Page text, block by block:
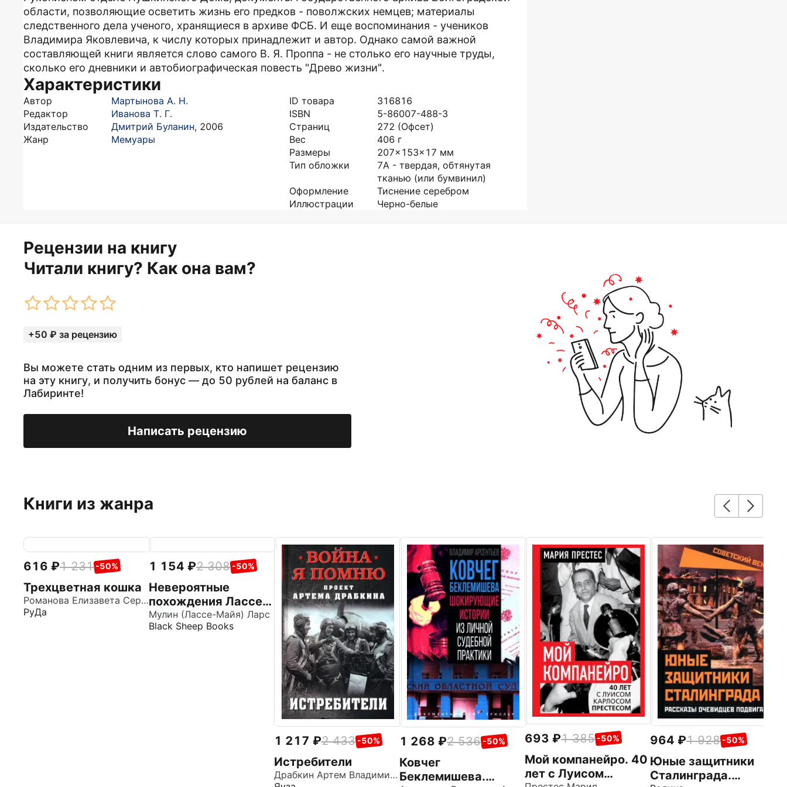
области, позволяющие осветить жизнь его предков - поволжских немцев; материалы
следственного дела ученого, хранящиеся в архиве ФСБ. И еще воспоминания - учеников
Владимира Яковлевича, к числу которых принадлежит и автор. Однако самой важной
составляющей книги является слово самого В. Я. Проппа - не столько его научные труды,
сколько его дневники и автобиографическая повесть "Древо жизни".
Характеристики
Автор
Мартынова А. Н.
Редактор
Иванова Т. Г.
Издательство
Дмитрий Буланин, 2006
Жанр
Мемуары
ID товара
316816
ISBN
5-86007-488-3
Страниц
272 (Офсет)
Вес
406 г
Размеры
207x153x17 мм
Тип обложки
7А - твердая, обтянутая
тканью (или бумвинил)
Оформление
Тиснение серебром
Иллюстрации
Черно-белые
Рецензии на книгу
Читали книгу? Как она вам?
+50 ₽ за рецензию
Вы можете стать одним из первых, кто напишет рецензию
на эту книгу, и получить бонус — до 50 рублей на баланс в
Лабиринте!
Написать рецензию
Книги из жанра
616 1 231 -50%
Трехцветная кошка
Романова Елизавета Сергеевна
РуДа
1 154 2 308 -50%
Невероятные
похождения Лассе-
Майи, рассказанные
им самим
Мулин (Лассе-Майя) Ларс
Black Sheep Books
1 217 2 433 -50%
Истребители
Драбкин Артем Владимирович
1 268 2 536 -50%
Ковчег
Беклемишева.
693 1 385 -50%
Мой компанейро. 40
лет с Луисом
964 1 928 -50%
Юные защитники
Сталинграда.